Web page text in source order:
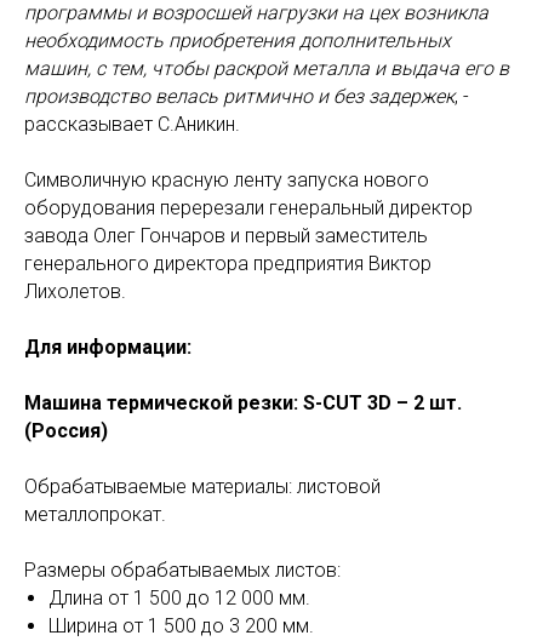
программы и возросшей нагрузки на цех возникла
необходимость приобретения дополнительных
машин, с тем, чтобы раскрой металла и выдача его в
производство велась ритмично и без задержек, -
рассказывает С.Аникин.
Символичную красную ленту запуска нового
оборудования перерезали генеральный директор
завода Олег Гончаров и первый заместитель
генерального директора предприятия Виктор
Лихолетов.
Для информации:
Машина термической резки: S-CUT 3D – 2 шт.
(Россия)
Обрабатываемые материалы: листовой
металлопрокат.
Размеры обрабатываемых листов:
Длина от 1 500 до 12 000 мм.
Ширина от 1 500 до 3 200 мм.